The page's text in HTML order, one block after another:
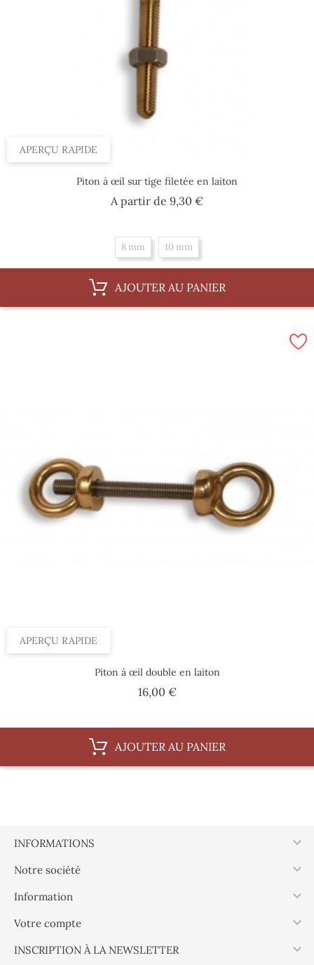
APERÇU RAPIDE
Piton à œil sur tige filetée en laiton
A partir de 9,30 €Prix
8 mm 10 mm
AJOUTER AU PANIER
APERÇU RAPIDE
Piton à œil double en laiton
16,00 €Prix
AJOUTER AU PANIER
INFORMATIONS 
Notre société 
Information 
Votre compte 
INSCRIPTION À LA NEWSLETTER 